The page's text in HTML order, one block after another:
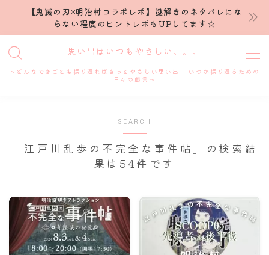
【鬼滅の刃×明治村コラボレポ】謎解きのネタバレにな
らない程度のヒントレポもUPしてます☆
思い出はいつもやさしい。。。
～どんなできごとも振り返ればきっとやさしい思い出 いつか振り返るための
日々の戯言～
MENU
謎解き
舞台・ライブ
名古屋
SEARCH
「江戸川乱歩の不完全な事件帖」の検索結
果は54件です